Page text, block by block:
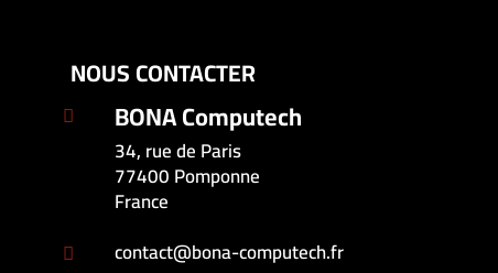
NOUS CONTACTER
 BONA Computech
34, rue de Paris
77400 Pomponne
France
 contact@bona-computech.fr